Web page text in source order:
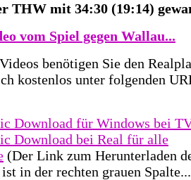
THW mit 34:30 (19:14)
vom Spiel gegen Wallau...
benötigen Sie den
kostenlos unter folgenden
Download für Windows bei
Download bei Real für alle
(Der Link zum Herunterladen
in der rechten grauen